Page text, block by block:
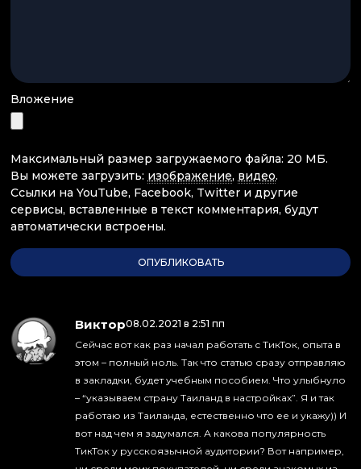
Вложение
Максимальный размер загружаемого файла: 20 МБ.
Вы можете загрузить: изображение, видео.
Ссылки на YouTube, Facebook, Twitter и другие
сервисы, вставленные в текст комментария, будут
автоматически встроены.
Виктор:08.02.2021 в 2:51 пп
Сейчас вот как раз начал работать с ТикТок, опыта в
этом – полный ноль. Так что статью сразу отправляю
в закладки, будет учебным пособием. Что улыбнуло
– “указываем страну Таиланд в настройках”. Я и так
работаю из Таиланда, естественно что ее и укажу)) И
вот над чем я задумался. А какова популярность
ТикТок у русскоязычной аудитории? Вот например,